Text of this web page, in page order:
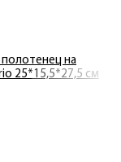
на
25*15,5*27,5 см